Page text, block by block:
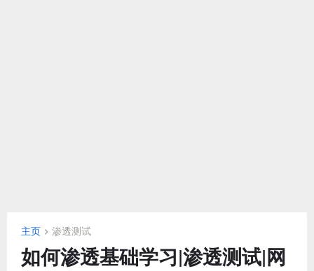
主页 渗透测试
如何渗透基础学习|渗透测试|网